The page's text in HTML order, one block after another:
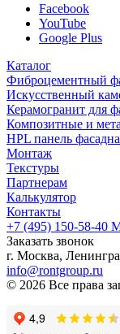
Facebook
YouTube
Google Plus
Каталог
Фиброцементный
Искусственный
Керамогранит для
Композитные и
HPL панель
Монтаж
Текстуры
Партнерам
Калькулятор
Контакты
+7 (495) 150-58-40
Заказать звонок
г. Москва,
info@rontgroup.ru
© 2026 Все права